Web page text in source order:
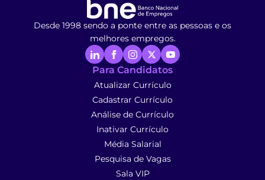
Desde 1998 sendo a ponte entre as pessoas e os
melhores empregos.
Para Candidatos
Atualizar Currículo
Cadastrar Currículo
Análise de Currículo
Inativar Currículo
Média Salarial
Pesquisa de Vagas
Sala VIP